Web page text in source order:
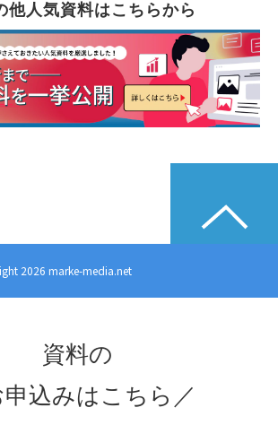
他人気資料はこちらから
2026 marke-media.net
資料の
申込みはこちら／